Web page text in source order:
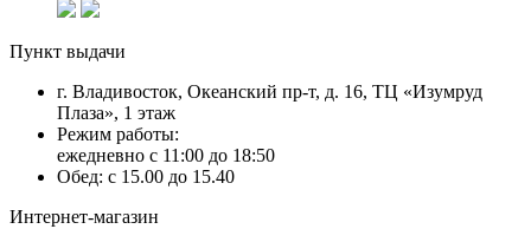
Пункт выдачи
г. Владивосток, Океанский пр-т, д. 16, ТЦ «Изумруд
Плаза», 1 этаж
Режим работы:
ежедневно с 11:00 до 18:50
Обед: с 15.00 до 15.40
Интернет-магазин